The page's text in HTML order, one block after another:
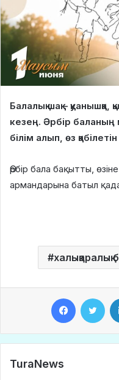
Балалық шақ – қуанышқа,
кезең. Әрбір баланың
білім алып, өз
Әрбір бала бақытты,
армандарына батыл
халықаралық
TuraNews